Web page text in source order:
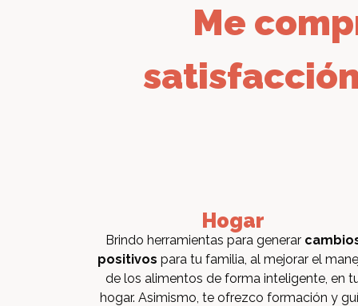
Me
Hogar
Brindo herramientas para generar
positivos para tu familia, al mejorar el
de los alimentos de forma inteligente, en
hogar. Asimismo, te ofrezco formación y